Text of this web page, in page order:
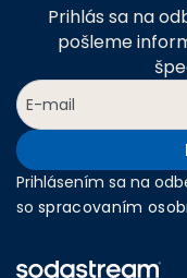
Prihlás sa na
pošleme
Prihlásením sa na
so spracovaním